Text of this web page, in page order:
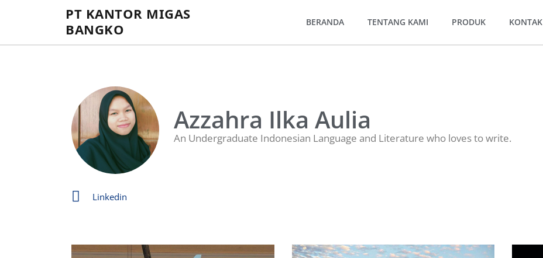
PT KANTOR MIGAS
BANGKO
BERANDA TENTANG KAMI PRODUK KONTAK
Azzahra Ilka Aulia
An Undergraduate Indonesian Language and Literature who loves to write.
Linkedin